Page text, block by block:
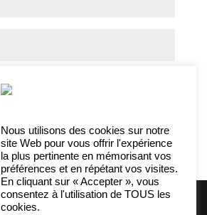
Nous utilisons des cookies sur notre
site Web pour vous offrir l'expérience
la plus pertinente en mémorisant vos
préférences et en répétant vos visites.
En cliquant sur « Accepter », vous
consentez à l'utilisation de TOUS les
cookies.